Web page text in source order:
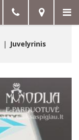
Juvelyrinis